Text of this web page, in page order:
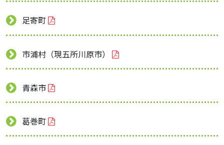
足寄町
市浦村（現五所川原市）
青森市
葛巻町